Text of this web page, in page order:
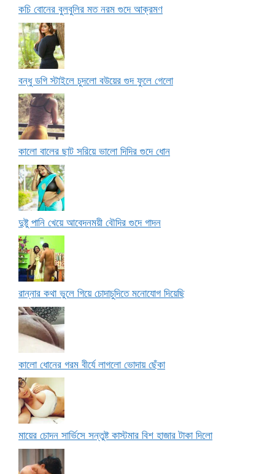
কচি বোনের বুলবুলির মত নরম গুদে আক্রমণ
বন্ধু ডগি স্টাইলে চুদলো বউয়ের গুদ ফুলে গেলো
কালো বালের ছাট সরিয়ে ভালো দিদির গুদে ধোন
দুষ্টু পানি খেয়ে আবেদনময়ী বৌদির গুদে গাদন
রান্নার কথা ভুলে গিয়ে চোদাচুদিতে মনোযোগ দিয়েছি
কালো ধোনের গরম বীর্যে লাগলো ভোদায় ছেঁকা
মায়ের চোদন সার্ভিসে সন্তুষ্ট কাস্টমার বিশ হাজার টাকা দিলো